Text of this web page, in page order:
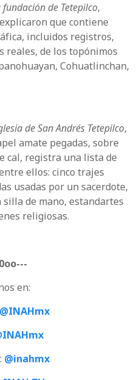
de Tetepilco,
que contiene
incluidos registros,
reales, de los topónimos
Cohuatlinchan,
de San Andrés Tetepilco,
amate pegadas, sobre
cal, registra una lista de
ellos: cinco trajes
usadas por un sacerdote,
de mano, estandartes
religiosas.
en:
@INAHmx
@inahmx